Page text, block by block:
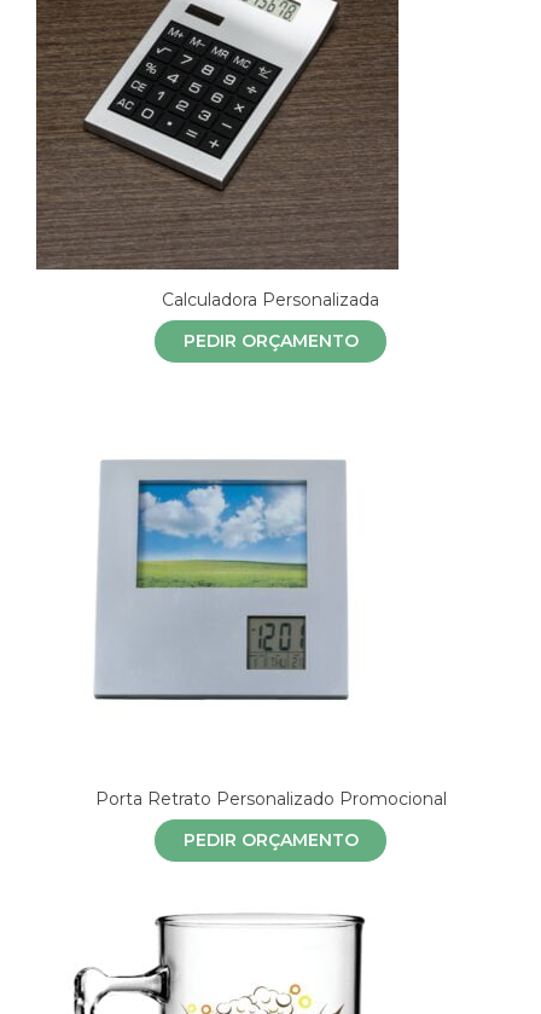
Calculadora Personalizada
PEDIR ORÇAMENTO
Porta Retrato Personalizado Promocional
PEDIR ORÇAMENTO